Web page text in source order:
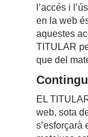
l’accés i
en la web
aquestes
TITULAR
que del
EL
web, sota
s’esforçarà